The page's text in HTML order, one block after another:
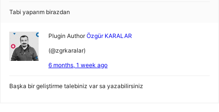
Tabi yaparım birazdan
Plugin Author Özgür KARALAR
(@zgrkaralar)
6 months, 1 week ago
Başka bir geliştirme talebiniz var sa yazabilirsiniz